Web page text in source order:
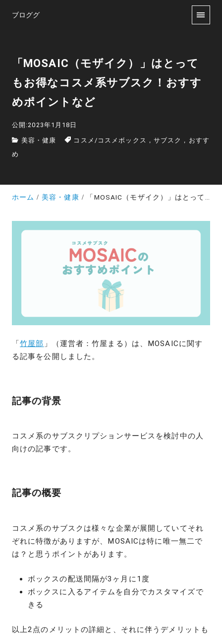
ブロググ
「MOSAIC（モザイク）」はとって
もお得なコスメ系サブスク！おすす
めポイントなど
公開:2023年1月18日
美容・健康 コスメ / コスメボックス，サブスク，おすす
め
ホーム 美容・健康 「MOSAIC（モザイク）」はとってもお得なコスメ系サブスク！おすすめポイントなど
「竹屋部 」（運営者：竹屋まる）は、MOSAICに関す
る記事を公開しました。
記事の背景
コスメ系のサブスクリプションサービスを検討中の人
向けの記事です。
記事の概要
コスメ系のサブスクは様々な企業が展開していてそれ
ぞれに特徴がありますが、MOSAICは特に唯一無二で
は？と思うポイントがあります。
ボックスの配送間隔が3ヶ月に1度
ボックスに入るアイテムを自分でカスタマイズで
きる
以上2点のメリットの詳細と、それに伴うデメリットも